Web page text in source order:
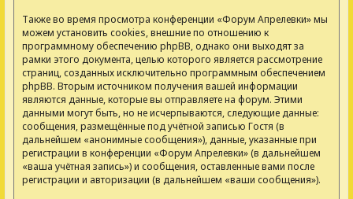
Также во время просмотра конференции «Форум Апрелевки» мы
можем установить cookies, внешние по отношению к
программному обеспечению phpBB, однако они выходят за
рамки этого документа, целью которого является рассмотрение
страниц, созданных исключительно программным обеспечением
phpBB. Вторым источником получения вашей информации
являются данные, которые вы отправляете на форум. Этими
данными могут быть, но не исчерпываются, следующие данные:
сообщения, размещённые под учётной записью Гостя (в
дальнейшем «анонимные сообщения»), данные, указанные при
регистрации в конференции «Форум Апрелевки» (в дальнейшем
«ваша учётная запись») и сообщения, оставленные вами после
регистрации и авторизации (в дальнейшем «ваши сообщения»).